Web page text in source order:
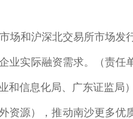
场和沪深北交易所市场发
业实际融资需求。（责任
信息化局、广东证监局）
资源），推动南沙更多优